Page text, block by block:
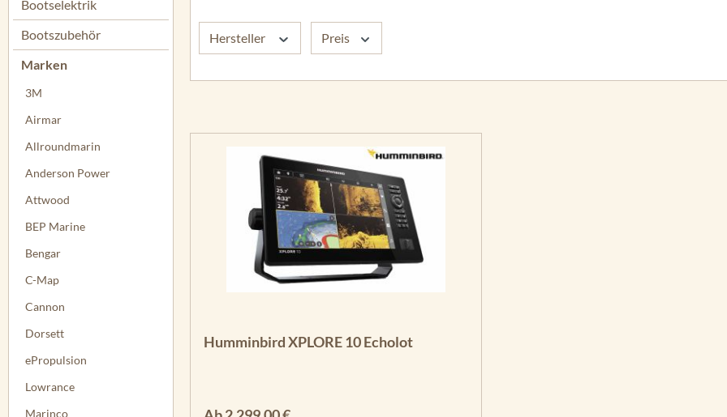
Bootselektrik
Bootszubehör
Marken
3M
Airmar
Allroundmarin
Anderson Power
Attwood
BEP Marine
Bengar
C-Map
Cannon
Dorsett
ePropulsion
Lowrance
Marinco
Hersteller Preis
Humminbird XPLORE 10 Echolot